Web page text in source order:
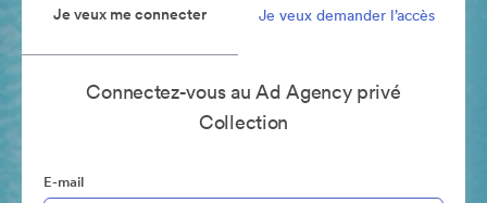
Je veux me connecter Je veux demander l’accès
Connectez-vous au Ad Agency privé
Collection
E-mail